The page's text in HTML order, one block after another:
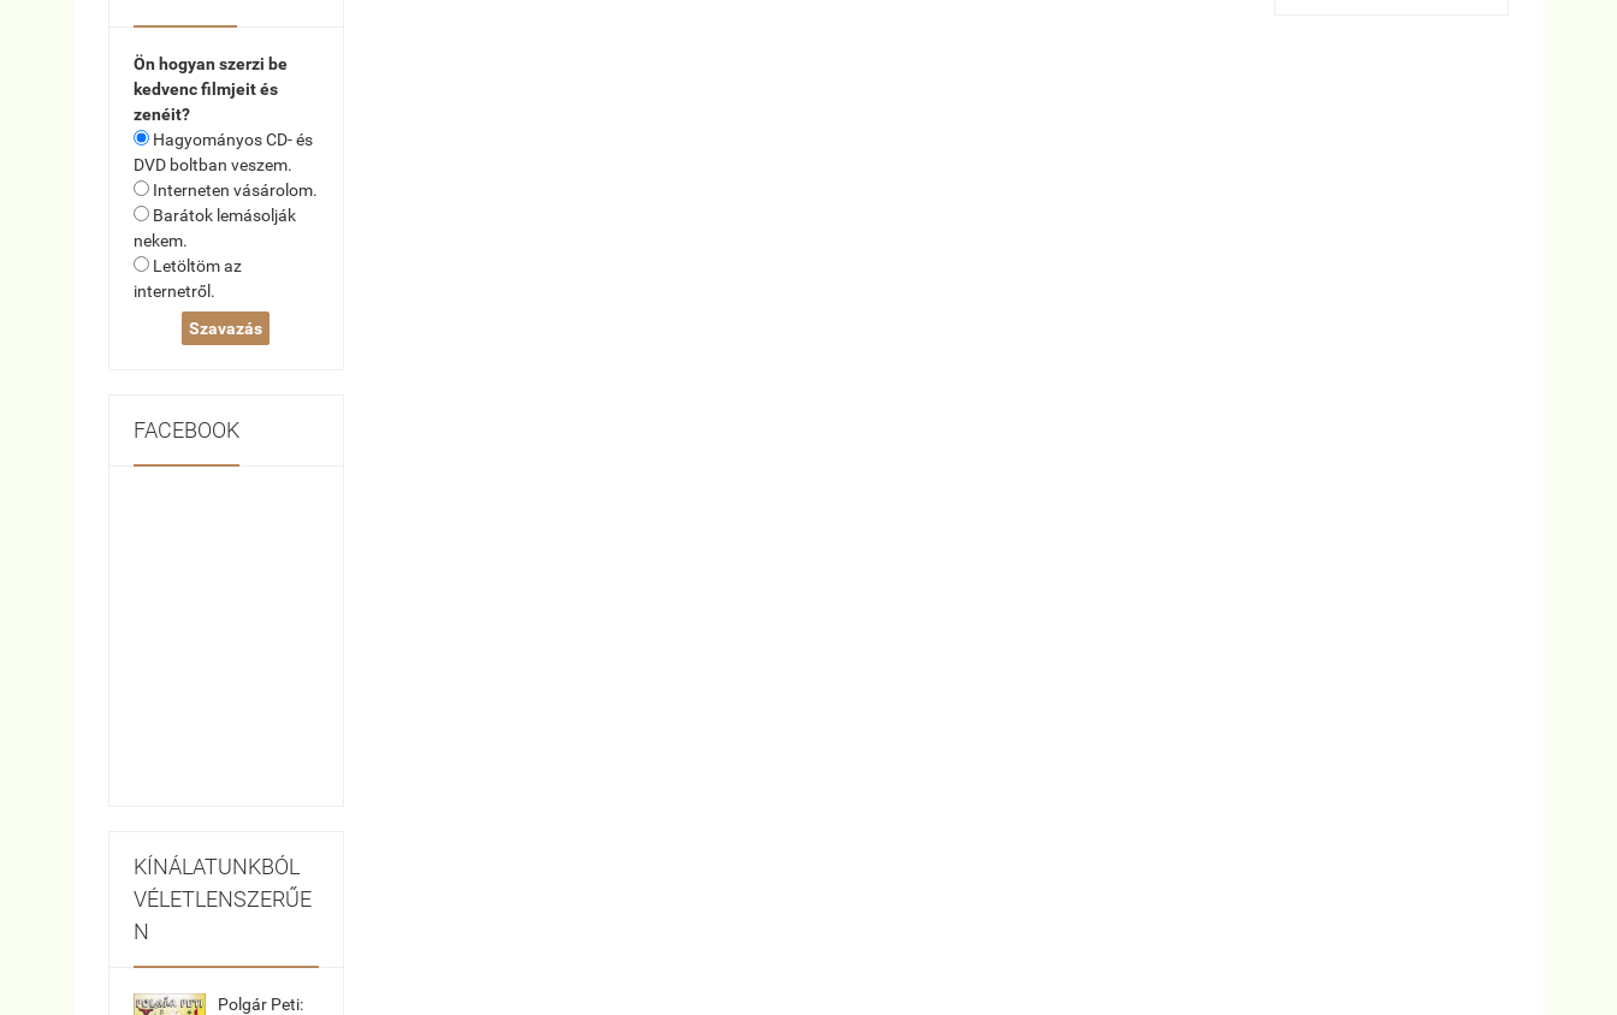
Ön hogyan szerzi be
kedvenc filmjeit és
zenéit?
Hagyományos CD- és
DVD boltban veszem.
Interneten vásárolom.
Barátok lemásolják
nekem.
Letöltöm az
internetről.
FACEBOOK
KÍNÁLATUNKBÓL
VÉLETLENSZERŰE
N
Polgár Peti: